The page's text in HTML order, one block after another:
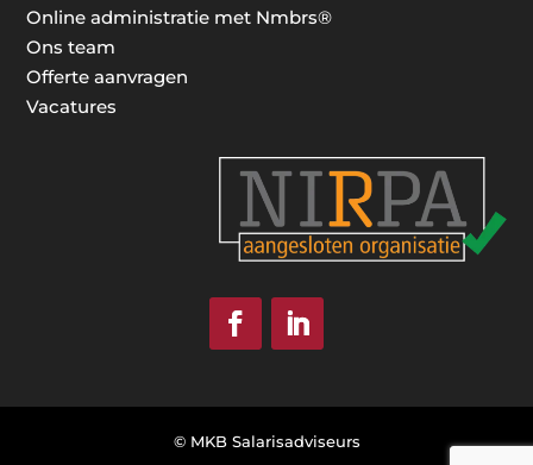
Online administratie met Nmbrs®
Ons team
Offerte aanvragen
Vacatures
© MKB Salarisadviseurs